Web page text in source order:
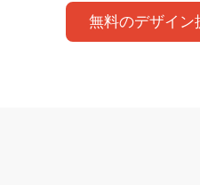
無料のデザイン